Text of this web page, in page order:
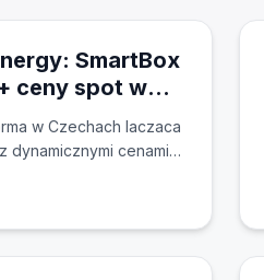
SmartBox
ceny spot w
w Czechach laczaca
dynamicznymi cenami
Oblicz